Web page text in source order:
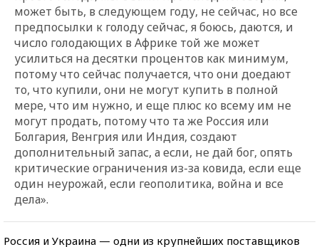
может быть, в следующем году, не сейчас, но все
предпосылки к голоду сейчас, я боюсь, даются, и
число голодающих в Африке той же может
усилиться на десятки процентов как минимум,
потому что сейчас получается, что они доедают
то, что купили, они не могут купить в полной
мере, что им нужно, и еще плюс ко всему им не
могут продать, потому что та же Россия или
Болгария, Венгрия или Индия, создают
дополнительный запас, а если, не дай бог, опять
критические ограничения из-за ковида, если еще
один неурожай, если геополитика, война и все
дела».
Россия и Украина — одни из крупнейших поставщиков